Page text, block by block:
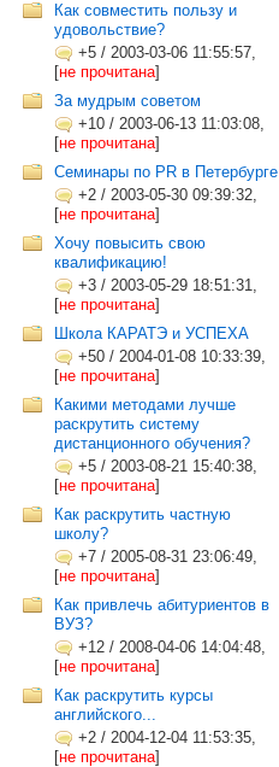
Как совместить пользу и
удовольствие?
+5 / 2003-03-06 11:55:57,
[не прочитана]
За мудрым советом
+10 / 2003-06-13 11:03:08,
[не прочитана]
Семинары по PR в Петербурге
+2 / 2003-05-30 09:39:32,
[не прочитана]
Хочу повысить свою
квалификацию!
+3 / 2003-05-29 18:51:31,
[не прочитана]
Школа КАРАТЭ и УСПЕХА
+50 / 2004-01-08 10:33:39,
[не прочитана]
Какими методами лучше
раскрутить систему
дистанционного обучения?
+5 / 2003-08-21 15:40:38,
[не прочитана]
Как раскрутить частную
школу?
+7 / 2005-08-31 23:06:49,
[не прочитана]
Как привлечь абитуриентов в
ВУЗ?
+12 / 2008-04-06 14:04:48,
[не прочитана]
Как раскрутить курсы
английского...
+2 / 2004-12-04 11:53:35,
[не прочитана]